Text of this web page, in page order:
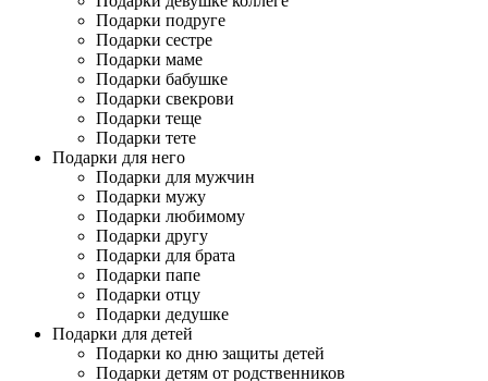
Подарки подруге
Подарки сестре
Подарки маме
Подарки бабушке
Подарки свекрови
Подарки теще
Подарки тете
Подарки для него
Подарки для мужчин
Подарки мужу
Подарки любимому
Подарки другу
Подарки для брата
Подарки папе
Подарки отцу
Подарки дедушке
Подарки для детей
Подарки ко дню защиты детей
Подарки детям от родственников